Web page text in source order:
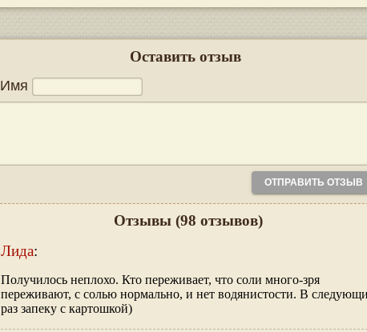
Оставить отзыв
Имя
Отзывы (98 отзывов)
Лида:
Получилось неплохо. Кто переживает, что соли много-зря
переживают, с солью нормально, и нет водянистости. В
раз запеку с картошкой)